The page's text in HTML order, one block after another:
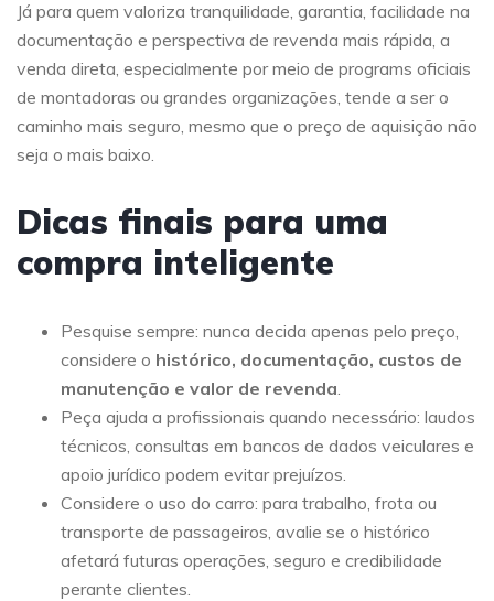
Já para quem valoriza tranquilidade, garantia, facilidade na
documentação e perspectiva de revenda mais rápida, a
venda direta, especialmente por meio de programs oficiais
de montadoras ou grandes organizações, tende a ser o
caminho mais seguro, mesmo que o preço de aquisição não
seja o mais baixo.
Dicas finais para uma
compra inteligente
Pesquise sempre: nunca decida apenas pelo preço,
considere o histórico, documentação, custos de
manutenção e valor de revenda
Peça ajuda a profissionais quando necessário: laudos
técnicos, consultas em bancos de dados veiculares e
apoio jurídico podem evitar prejuízos.
Considere o uso do carro: para trabalho, frota ou
transporte de passageiros, avalie se o histórico
afetará futuras operações, seguro e credibilidade
perante clientes.